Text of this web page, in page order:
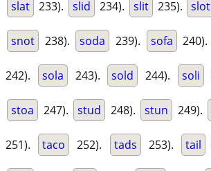
slat 233). slid 234). slit 235). slot
snot 238). soda 239). sofa 240).
242). sola 243). sold 244). soli
stoa 247). stud 248). stun 249).
251). taco 252). tads 253). tail